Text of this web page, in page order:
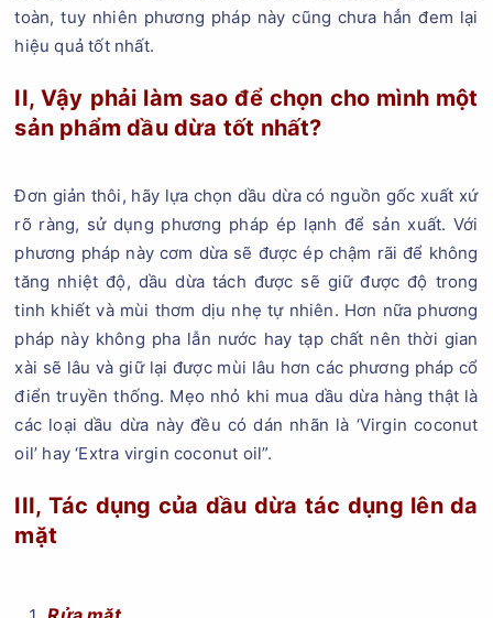
toàn, tuy nhiên phương pháp này cũng chưa hẳn đem lại
hiệu quả tốt nhất.
II, Vậy phải làm sao để chọn cho mình một
sản phẩm dầu dừa tốt nhất?
Đơn giản thôi, hãy lựa chọn dầu dừa có nguồn gốc xuất xứ
rõ ràng, sử dụng phương pháp ép lạnh để sản xuất. Với
phương pháp này cơm dừa sẽ được ép chậm rãi để không
tăng nhiệt độ, dầu dừa tách được sẽ giữ được độ trong
tinh khiết và mùi thơm dịu nhẹ tự nhiên. Hơn nữa phương
pháp này không pha lẫn nước hay tạp chất nên thời gian
xài sẽ lâu và giữ lại được mùi lâu hơn các phương pháp cổ
điển truyền thống. Mẹo nhỏ khi mua dầu dừa hàng thật là
các loại dầu dừa này đều có dán nhãn là ‘Virgin coconut
oil’ hay ‘Extra virgin coconut oil”.
III, Tác dụng của dầu dừa tác dụng lên da
mặt